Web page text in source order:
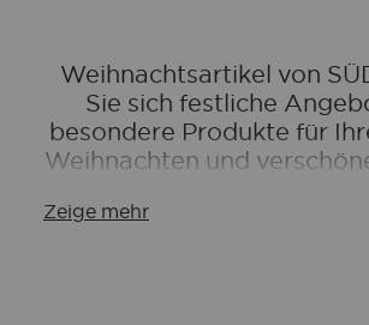
Weihnachtsartikel von
Sie sich festliche
besondere Produkte für
Weihnachten und
Zeige mehr